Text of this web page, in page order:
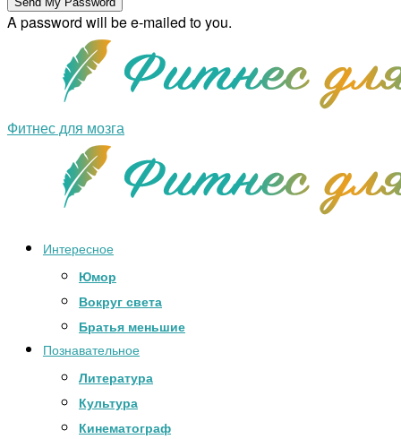
A password will be e-mailed to you.
Фитнес для мозга
Интересное
Юмор
Вокруг света
Братья меньшие
Познавательное
Литература
Культура
Кинематограф